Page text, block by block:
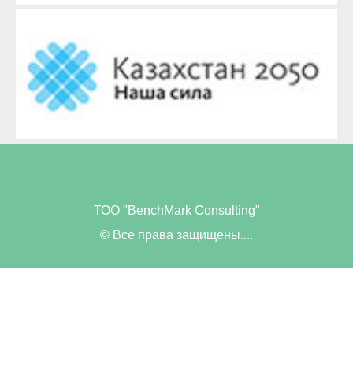
ТОО "BenchMark Consulting"
© Все права защищены....